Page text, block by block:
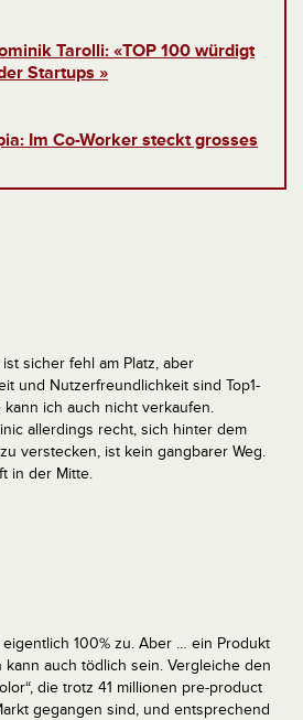
Tarolli: «TOP 100 würdigt
Startups »
Im Co-Worker steckt grosses
sicher fehl am Platz, aber
und Nutzerfreundlichkeit sind Top1-
ich auch nicht verkaufen.
allerdings recht, sich hinter dem
verstecken, ist kein gangbarer Weg.
in der Mitte.
eigentlich 100% zu. Aber … ein Produkt
auch tödlich sein. Vergleiche den
die trotz 41 millionen pre-product
gegangen sind, und entsprechend